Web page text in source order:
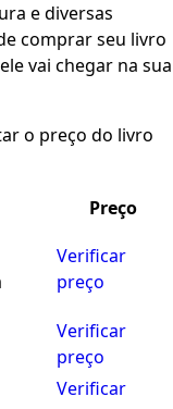
e diversas
comprar seu livro
vai chegar na sua
o preço do livro
Preço
Verificar
preço
Verificar
preço
Verificar